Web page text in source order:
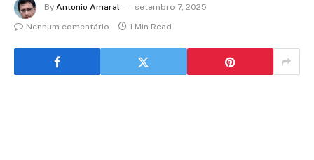
By Antonio Amaral
setembro 7, 2025
Nenhum comentário
1 Min Read